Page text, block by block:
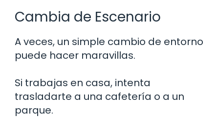
Cambia de Escenario
A veces, un simple cambio de entorno
puede hacer maravillas.
Si trabajas en casa, intenta
trasladarte a una cafetería o a un
parque.